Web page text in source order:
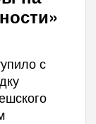
с